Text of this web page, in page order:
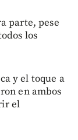
parte, pese
los
y el toque a
en ambos
el